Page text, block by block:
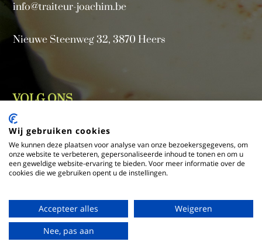
info@traiteur-joachim.be
Nieuwe Steenweg 32, 3870 Heers
VOLG ONS
Cookies
Wij gebruiken cookies
We kunnen deze plaatsen voor analyse van onze bezoekersgegevens, om
onze website te verbeteren, gepersonaliseerde inhoud te tonen en om u
een geweldige website-ervaring te bieden. Voor meer informatie over de
cookies die we gebruiken opent u de instellingen.
Accepteer alles
Weigeren
Nee, pas aan